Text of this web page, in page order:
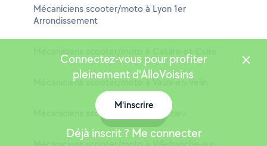
Mécaniciens scooter/moto à Lyon 1er
Arrondissement
Mécaniciens scooter/moto à Caluire-et-Cuire
Mécaniciens scooter/moto à Vaulx-en-Velin
Mécaniciens scooter/moto à Meyzieu
Connectez-vous pour profiter
pleinement d'AlloVoisins
M'inscrire
Déjà inscrit ? Me connecter